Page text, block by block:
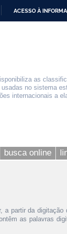
ACESSO À
as
no sistema
internacionais a
busca online
a partir da
as palavras